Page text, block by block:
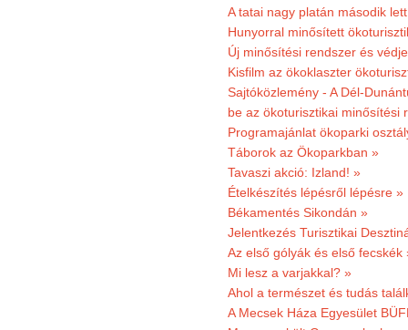
A tatai nagy platán második
Hunyorral minősített
Új minősítési rendszer és
Kisfilm az ökoklaszter
Sajtóközlemény - A Dél-
be az ökoturisztikai minősítési
Programajánlat ökoparki
Táborok az Ökoparkban »
Tavaszi akció: Izland! »
Ételkészítés lépésről lépésre »
Békamentés Sikondán »
Jelentkezés Turisztikai
Az első gólyák és első fecskék
Mi lesz a varjakkal? »
Ahol a természet és tudás
A Mecsek Háza Egyesület